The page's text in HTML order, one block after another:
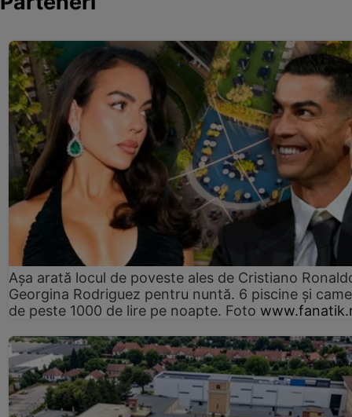
Așa arată locul de poveste ales de Cristiano
Georgina Rodriguez pentru nuntă. 6 piscine și
de peste 1000 de lire pe noapte. Foto